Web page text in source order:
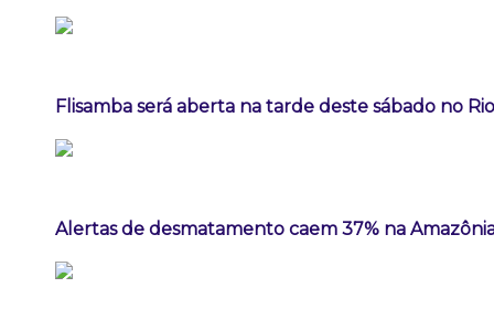
Flisamba será aberta na tarde deste sábado no
Alertas de desmatamento caem 37% na